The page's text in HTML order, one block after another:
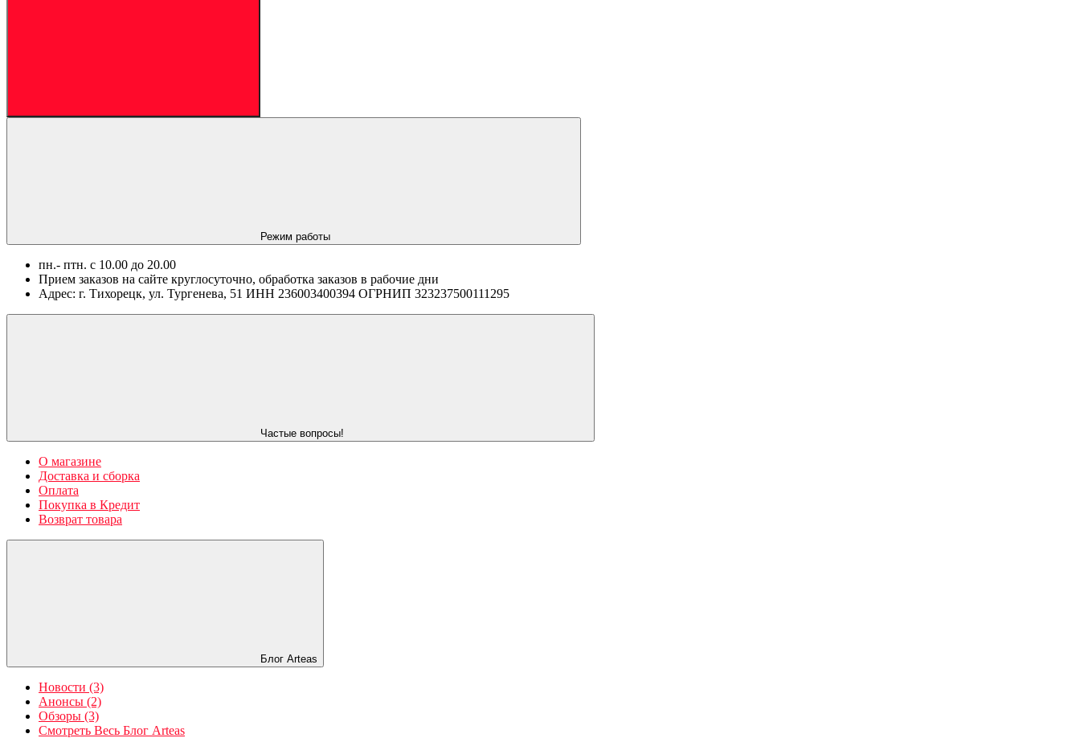
Режим работы
пн.- птн. c 10.00 до 20.00
Прием заказов на сайте круглосуточно, обработка заказов в рабочие дни
Адрес: г. Тихорецк, ул. Тургенева, 51 ИНН 236003400394 ОГРНИП 323237500111295
Частые вопросы!
О магазине
Доставка и сборка
Оплата
Покупка в Кредит
Возврат товара
Блог Arteas
Новости (3)
Анонсы (2)
Обзоры (3)
Смотреть Весь Блог Arteas